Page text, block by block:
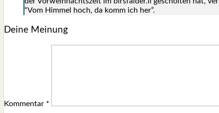
“Vom Him­mel hoch, da komm ich her”.
Deine Meinung
Kommentar *